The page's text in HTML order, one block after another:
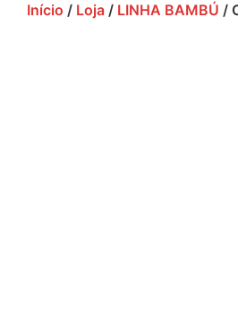
Início / Loja / LINHA BAMBÚ /